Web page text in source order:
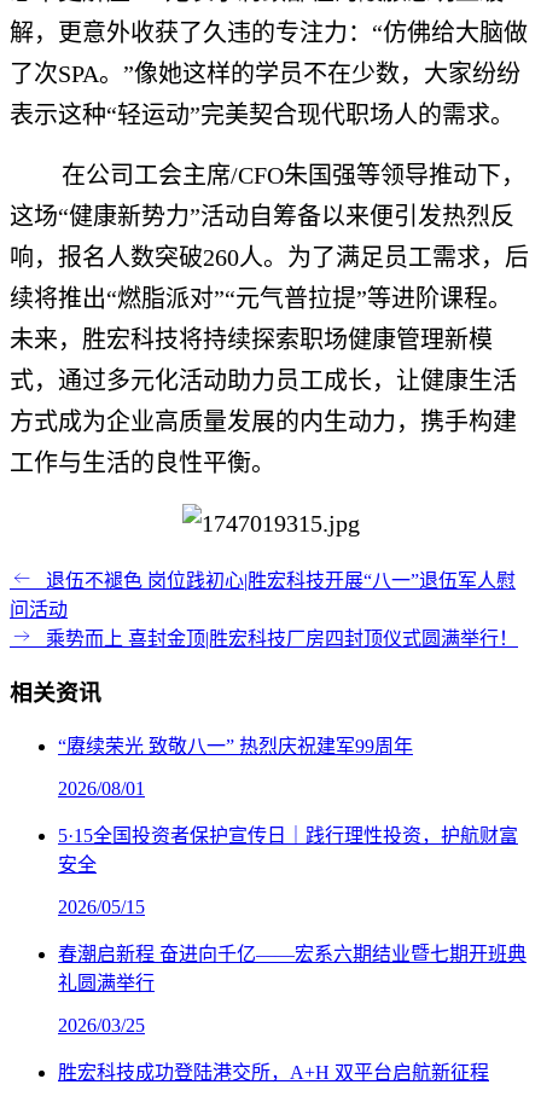
解，更意外收获了久违的专注力：“仿佛给大脑做
了次SPA。”像她这样的学员不在少数，大家纷纷
表示这种“轻运动”完美契合现代职场人的需求。
在公司工会主席/CFO朱国强等领导推动下，
这场“健康新势力”活动自筹备以来便引发热烈反
响，报名人数突破260人。为了满足员工需求，后
续将推出“燃脂派对”“元气普拉提”等进阶课程。
未来，胜宏科技将持续探索职场健康管理新模
式，通过多元化活动助力员工成长，让健康生活
方式成为企业高质量发展的内生动力，携手构建
工作与生活的良性平衡。
退伍不褪色 岗位践初心|胜宏科技开展“八一”退伍军人慰
问活动
乘势而上 喜封金顶|胜宏科技厂房四封顶仪式圆满举行！
相关资讯
“赓续荣光 致敬八一” 热烈庆祝建军99周年
2026/08/01
5·15全国投资者保护宣传日｜践行理性投资，护航财富
安全
2026/05/15
春潮启新程 奋进向千亿——宏系六期结业暨七期开班典
礼圆满举行
2026/03/25
胜宏科技成功登陆港交所，A+H 双平台启航新征程